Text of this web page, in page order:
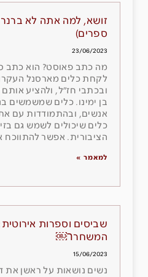
זושא, למה אתה לא
ספרים)
23/06/2023
מה כתב פאוסט? הוא כתב
לקחת כלים מארסנל
ובכתבי חז״ל, ולהציע
בן ימינו. כלים שמשמשים
אנשים, ובהתמודדות עם
כלים שיכולים לשמש גם
הציבורית. אפשר להתווכח
למאמר »
שביסים וספרות
המשחרר￼
15/06/2023
נשים נושאות על ראשן את